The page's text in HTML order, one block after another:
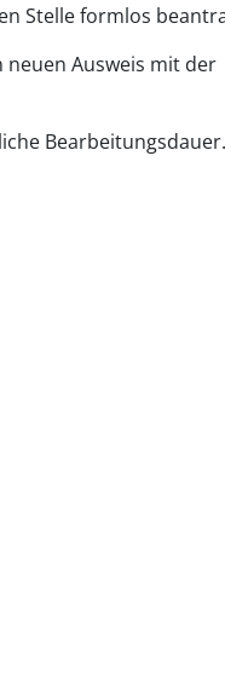
Stelle formlos
neuen Ausweis mit der